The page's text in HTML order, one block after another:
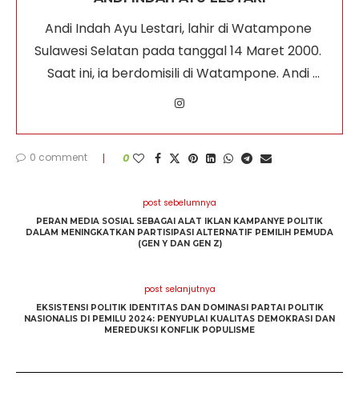
Andi Indah Ayu Lestari, lahir di Watampone
Sulawesi Selatan pada tanggal 14 Maret 2000.
Saat ini, ia berdomisili di Watampone. Andi
Indah Ayu Lestari baru saja lulus dari jurusan
Indonesia.
0 comment 0
post sebelumnya
PERAN MEDIA SOSIAL SEBAGAI ALAT IKLAN KAMPANYE POLITIK
DALAM MENINGKATKAN PARTISIPASI ALTERNATIF PEMILIH PEMUDA
(GEN Y DAN GEN Z)
post selanjutnya
EKSISTENSI POLITIK IDENTITAS DAN DOMINASI PARTAI POLITIK
NASIONALIS DI PEMILU 2024: PENYUPLAI KUALITAS DEMOKRASI DAN
MEREDUKSI KONFLIK POPULISME